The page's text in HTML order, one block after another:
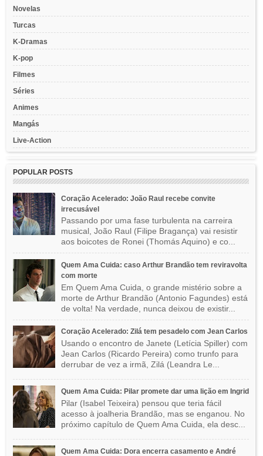
Novelas
Turcas
K-Dramas
K-pop
Filmes
Séries
Animes
Mangás
Live-Action
POPULAR POSTS
Coração Acelerado: João Raul recebe convite
irrecusável
Passando por uma fase turbulenta na carreira
musical, João Raul (Filipe Bragança) vai resistir
aos boicotes de Ronei (Thomás Aquino) e co...
Quem Ama Cuida: caso Arthur Brandão tem reviravolta
com morte
Em Quem Ama Cuida, o grande mistério sobre a
morte de Arthur Brandão (Antonio Fagundes) está
de volta! Na verdade, nunca deixou de existir...
Coração Acelerado: Zilá tem pesadelo com Jean Carlos
Usando o encontro de Janete (Letícia Spiller) com
Jean Carlos (Ricardo Pereira) como trunfo para
derrubar de vez a irmã, Zilá (Leandra Le...
Quem Ama Cuida: Pilar promete dar uma lição em Ingrid
Pilar (Isabel Teixeira) pensou que teria fácil
acesso à joalheria Brandão, mas se enganou. No
próximo capítulo de Quem Ama Cuida, ela desc...
Quem Ama Cuida: Dora encerra casamento e André